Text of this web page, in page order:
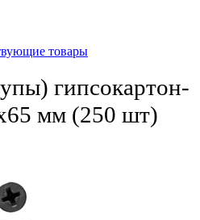
товары
гипсокартон-
мм (250 шт)